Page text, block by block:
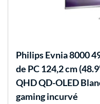
PhilipsEvnia 8000
de PC 124,2 cm
QHD QD-OLED
gaming incurvé